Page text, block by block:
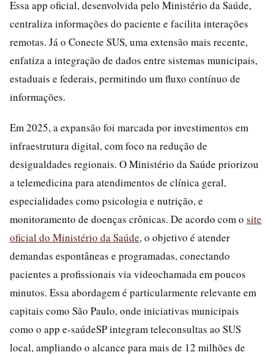
Essa app oficial, desenvolvida pelo Ministério da Saúde,
centraliza informações do paciente e facilita interações
remotas. Já o Conecte SUS, uma extensão mais recente,
enfatiza a integração de dados entre sistemas municipais,
estaduais e federais, permitindo um fluxo contínuo de
informações.
Em 2025, a expansão foi marcada por investimentos em
infraestrutura digital, com foco na redução de
desigualdades regionais. O Ministério da Saúde priorizou
a telemedicina para atendimentos de clínica geral,
especialidades como psicologia e nutrição, e
monitoramento de doenças crônicas. De acordo com o site
oficial do Ministério da Saúde, o objetivo é atender
demandas espontâneas e programadas, conectando
pacientes a profissionais via videochamada em poucos
minutos. Essa abordagem é particularmente relevante em
capitais como São Paulo, onde iniciativas municipais
como o app e-saúdeSP integram teleconsultas ao SUS
local, ampliando o alcance para mais de 12 milhões de